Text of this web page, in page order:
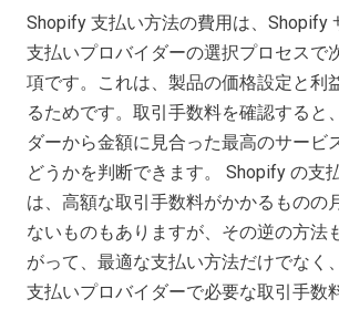
Shopify 支払い方法の費用は、Shopify
支払いプロバイダーの選択プロセスで
項です。これは、製品の価格設定と利
るためです。取引手数料を確認すると
ダーから金額に見合った最高のサービ
どうかを判断できます。 Shopify の支
は、高額な取引手数料がかかるものの
ないものもありますが、その逆の方法
がって、最適な支払い方法だけでなく
支払いプロバイダーで必要な取引手数